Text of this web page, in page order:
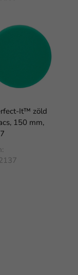
It™ zöld
150 mm,